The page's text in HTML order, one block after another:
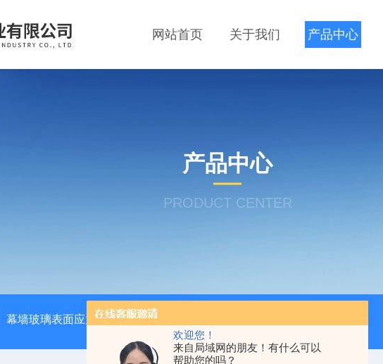
欢迎您！
来自局域网的朋友！有什么可以
帮助您的吗？
网站首页 关于我们 产品中心
产品中心
PRODUCT CENTER
幕墙玻璃表面应力仪SSM-II